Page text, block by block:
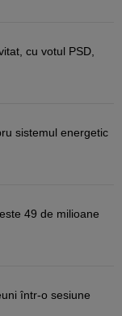
cu votul PSD,
sistemul energetic
49 de milioane
într-o sesiune